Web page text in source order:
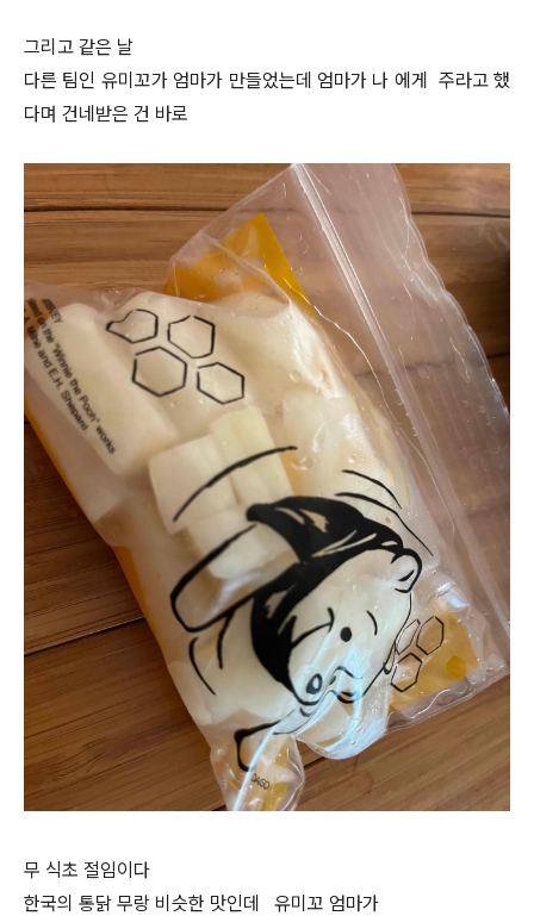
그리고 같은 날
다른 팀인 유미꼬가 엄마가 만들었는데 엄마가 나 에게 주라고 했
다며 건네받은 건 바로
무 식초 절임이다
한국의 통닭 무랑 비슷한 맛인데 유미꼬 엄마가